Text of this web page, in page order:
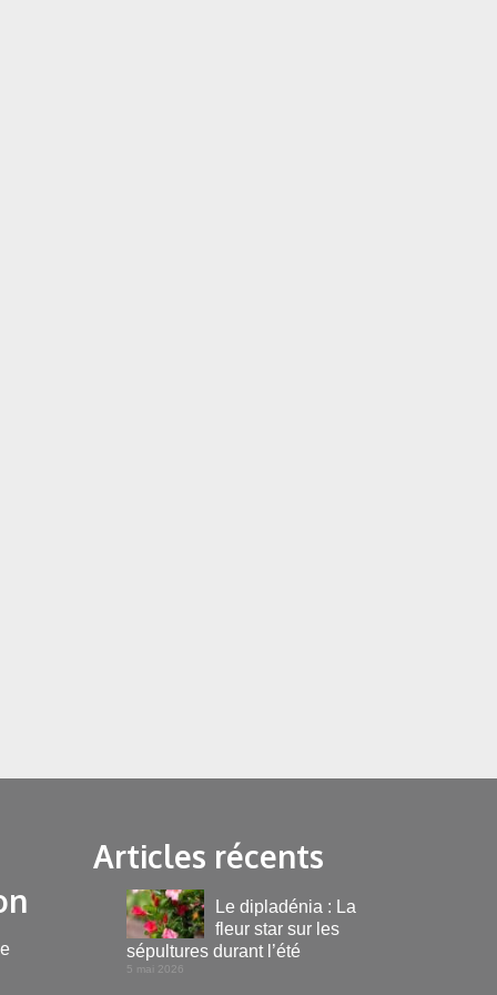
Articles récents
Le dipladénia : La
fleur star sur les
sépultures durant l’été
5 mai 2026